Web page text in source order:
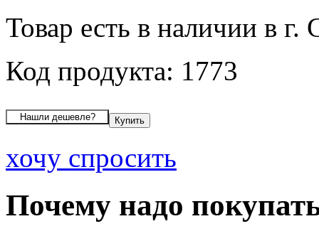
Товар есть в наличии в г.
Код продукта: 1773
хочу спросить
Почему надо